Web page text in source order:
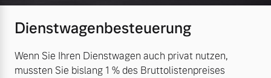
Dienstwagenbesteuerung
Wenn Sie Ihren Dienstwagen auch privat nutzen,
mussten Sie bislang 1 % des Bruttolistenpreises